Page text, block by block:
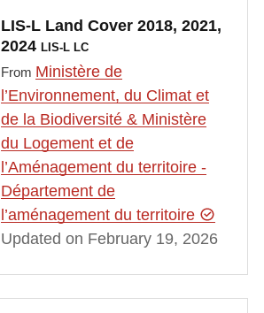
LIS-L Land Cover 2018, 2021,
2024 LIS-L LC
From Ministère de
l’Environnement, du Climat et
de la Biodiversité & Ministère
du Logement et de
l’Aménagement du territoire -
Département de
l’aménagement du territoire
Updated on February 19, 2026